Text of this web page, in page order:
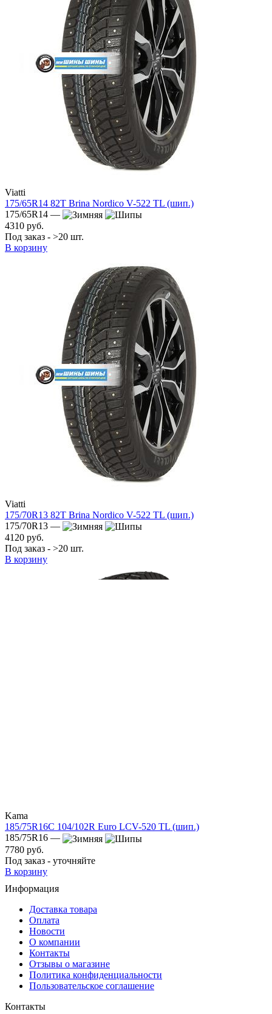
Viatti
175/65R14 82T Brina Nordico V-522 TL (шип.)
175/65R14 —
4310 руб.
Под заказ - >20 шт.
В корзину
Viatti
175/70R13 82T Brina Nordico V-522 TL (шип.)
175/70R13 —
4120 руб.
Под заказ - >20 шт.
В корзину
Kama
185/75R16C 104/102R Euro LCV-520 TL (шип.)
185/75R16 —
7780 руб.
Под заказ - уточняйте
В корзину
Информация
Доставка товара
Оплата
Новости
О компании
Контакты
Отзывы о магазине
Политика конфиденциальности
Пользовательское соглашение
Контакты